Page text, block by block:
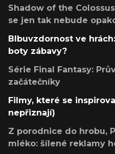
Shadow of the
se jen tak nebude
Blbuvzdornost ve
boty zábavy?
Série Final Fantasy:
začátečníky
Filmy, které se
nepřiznají)
Z porodnice do hrobu,
mléko: šílené reklamy